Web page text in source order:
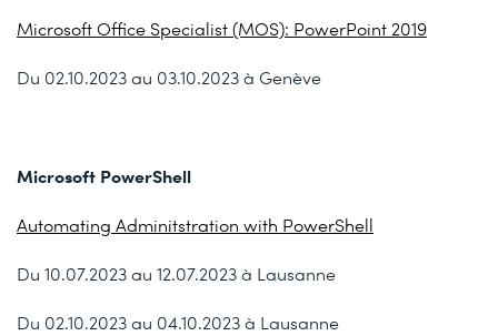
Microsoft Office Specialist (MOS): PowerPoint 2019
Du 02.10.2023 au 03.10.2023 à Genève
Microsoft PowerShell
Automating Adminitstration with PowerShell
Du 10.07.2023 au 12.07.2023 à Lausanne
Du 02.10.2023 au 04.10.2023 à Lausanne